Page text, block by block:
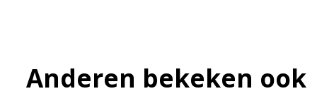
Anderen bekeken ook